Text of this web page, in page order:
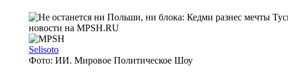
Selisoto
Фото: ИИ. Мировое Политическое Шоу